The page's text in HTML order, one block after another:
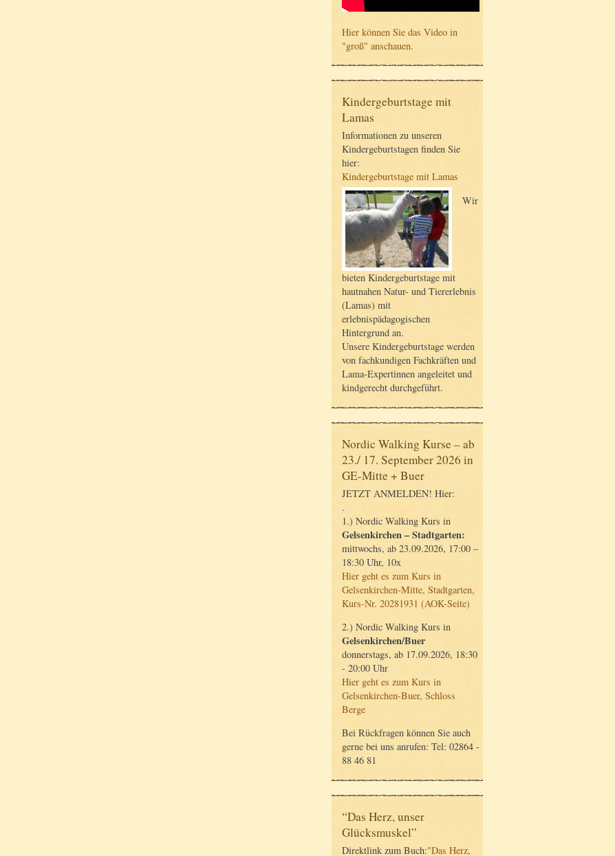
Hier können Sie das Video in
"groß" anschauen.
Kindergeburtstage mit
Lamas
Informationen zu unseren
Kindergeburtstagen finden Sie
hier:
Kindergeburtstage mit Lamas
Wir
bieten Kindergeburtstage mit
hautnahen Natur- und Tiererlebnis
(Lamas) mit
erlebnispädagogischen
Hintergrund an.
Unsere Kindergeburtstage werden
von fachkundigen Fachkräften und
Lama-Expertinnen angeleitet und
kindgerecht durchgeführt.
Nordic Walking Kurse – ab
23./ 17. September 2026 in
GE-Mitte + Buer
JETZT ANMELDEN! Hier:
.
1.) Nordic Walking Kurs in
Gelsenkirchen – Stadtgarten:
mittwochs, ab 23.09.2026, 17:00 –
18:30 Uhr, 10x
Hier geht es zum Kurs in
Gelsenkirchen-Mitte, Stadtgarten,
Kurs-Nr. 20281931 (AOK-Seite)
2.) Nordic Walking Kurs in
Gelsenkirchen/Buer
donnerstags, ab 17.09.2026, 18:30
- 20:00 Uhr
Hier geht es zum Kurs in
Gelsenkirchen-Buer, Schloss
Berge
Bei Rückfragen können Sie auch
gerne bei uns anrufen: Tel: 02864 -
88 46 81
“Das Herz, unser
Glücksmuskel”
Direktlink zum Buch:"Das Herz,